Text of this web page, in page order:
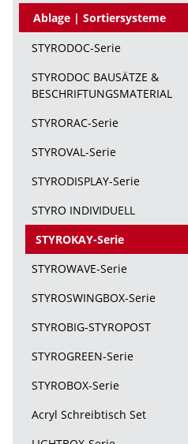
Ablage | Sortiersysteme
STYRODOC-Serie
STYRODOC BAUSÄTZE &
BESCHRIFTUNGSMATERIAL
STYRORAC-Serie
STYROVAL-Serie
STYRODISPLAY-Serie
STYRO INDIVIDUELL
STYROKAY-Serie
STYROWAVE-Serie
STYROSWINGBOX-Serie
STYROBIG-STYROPOST
STYROGREEN-Serie
STYROBOX-Serie
Acryl Schreibtisch Set